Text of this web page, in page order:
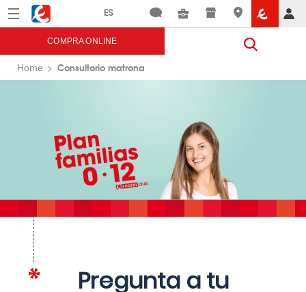
Menú Eroski
COMPRA ONLINE
Home Consultorio matrona
Pregunta a tu